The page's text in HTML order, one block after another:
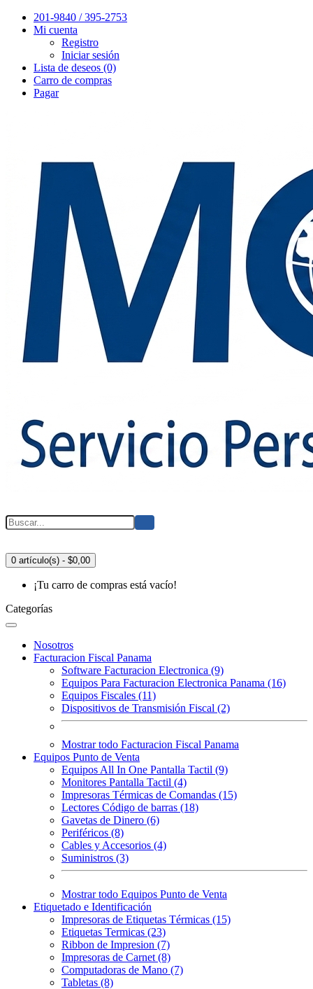
201-9840 / 395-2753
Mi cuenta
Registro
Iniciar sesión
Lista de deseos (0)
Carro de compras
Pagar
0 artículo(s) - $0,00
¡Tu carro de compras está vacío!
Categorías
Nosotros
Facturacion Fiscal Panama
Software Facturacion Electronica (9)
Equipos Para Facturacion Electronica Panama (16)
Equipos Fiscales (11)
Dispositivos de Transmisión Fiscal (2)
Mostrar todo Facturacion Fiscal Panama
Equipos Punto de Venta
Equipos All In One Pantalla Tactil (9)
Monitores Pantalla Tactil (4)
Impresoras Térmicas de Comandas (15)
Lectores Código de barras (18)
Gavetas de Dinero (6)
Periféricos (8)
Cables y Accesorios (4)
Suministros (3)
Mostrar todo Equipos Punto de Venta
Etiquetado e Identificación
Impresoras de Etiquetas Térmicas (15)
Etiquetas Termicas (23)
Ribbon de Impresion (7)
Impresoras de Carnet (8)
Computadoras de Mano (7)
Tabletas (8)